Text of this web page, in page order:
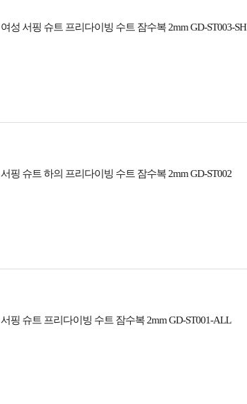
여성 서핑 슈트 프리다이빙 수트 잠수복 2mm GD-ST003-SH
서핑 슈트 하의 프리다이빙 수트 잠수복 2mm GD-ST002
서핑 슈트 프리다이빙 수트 잠수복 2mm GD-ST001-ALL